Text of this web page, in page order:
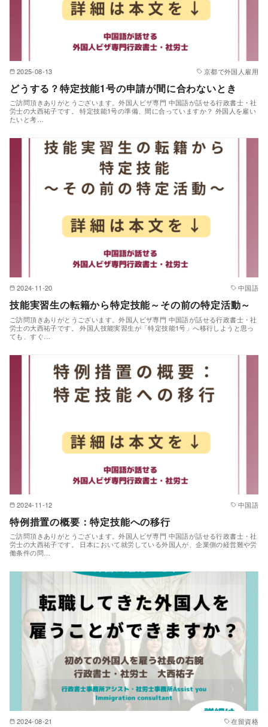
2025-08-13 京都で外国人雇用
どうする？特定技能1号の申請が間に合わないとき
ご訪問頂きありがとうございます。外国人ビザ専門 中国語が話せる行政書士・社
労士の大西祐子です。 特定技能1号の準備、間に合っていますか？ 外国人を雇い
たいと考…
2024-11-20 中国語
技能実習生の転籍から特定技能～その前の特定活動～
ご訪問頂きありがとうございます。外国人ビザ専門 中国語が話せる行政書士・社
労士の大西祐子です。 外国人技能実習生が「特定技能1号」へ移行しようと思っ
ても、すぐ…
2024-11-12 中国語
特例措置の概要：特定技能への移行
ご訪問頂きありがとうございます。外国人ビザ専門 中国語が話せる行政書士・社
労士の大西祐子です。 日本において就労している外国人が、企業側の経営難や労
働条件の問…
2024-08-21 在留資格